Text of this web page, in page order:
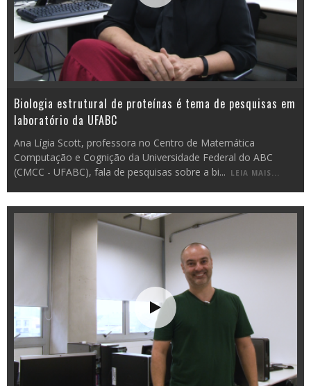
Biologia estrutural de proteínas é tema de pesquisas em
laboratório da UFABC
Ana Lígia Scott, professora no Centro de Matemática
Computação e Cognição da Universidade Federal do ABC
(CMCC - UFABC), fala de pesquisas sobre a bi... LEIA MAIS...